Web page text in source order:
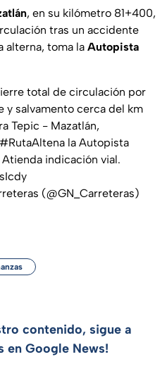
, en su kilómetro 81+400,
tras un accidente
alterna, toma la Autopista
total de circulación por
y salvamento cerca del km
Tepic - Mazatlán,
#RutaAltena la Autopista
indicación vial.
(@GN_Carreteras)
contenido, sigue a
en Google News!